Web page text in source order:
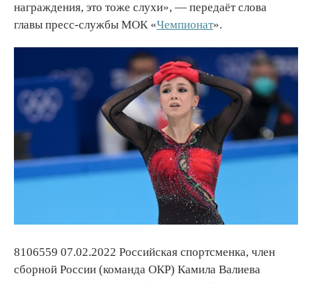
награждения, это тоже слухи», — передаёт слова
главы пресс-службы МОК «Чемпионат».
8106559 07.02.2022 Российская спортсменка, член
сборной России (команда ОКР) Камила Валиева